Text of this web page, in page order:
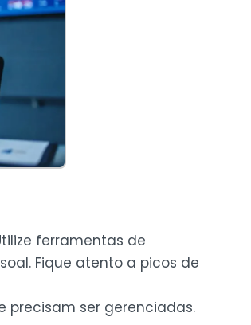
ferramentas de
Fique atento a picos de
precisam ser gerenciadas.